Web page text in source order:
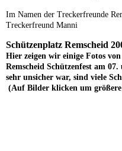
Im Namen der Treckerfreunde
Treckerfreund Manni
Schützenplatz Remscheid
Hier zeigen wir einige Fotos
Remscheid Schützenfest am
sehr unsicher war, sind viele
(Auf Bilder klicken um größere